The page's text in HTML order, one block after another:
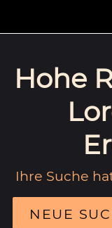
Hohe
Ihre Suche
NEUE